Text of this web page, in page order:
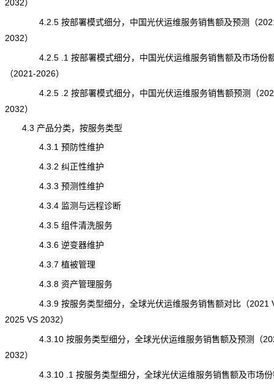
2032）
4.2.5 按部署模式细分，中国光伏运维服务销售额及预测（
2032）
4.2.5 .1 按部署模式细分，中国光伏运维服务销售额及市场份
（2021-2026）
4.2.5 .2 按部署模式细分，中国光伏运维服务销售额预测（
2032）
4.3 产品分类，按服务类型
4.3.1 预防性维护
4.3.2 纠正性维护
4.3.3 预测性维护
4.3.4 监测与远程诊断
4.3.5 组件清洗服务
4.3.6 逆变器维护
4.3.7 植被管理
4.3.8 资产管理服务
4.3.9 按服务类型细分，全球光伏运维服务销售额对比（2021
2025 VS 2032）
4.3.10 按服务类型细分，全球光伏运维服务销售额及预测（
2032）
4.3.10 .1 按服务类型细分，全球光伏运维服务销售额及市场份